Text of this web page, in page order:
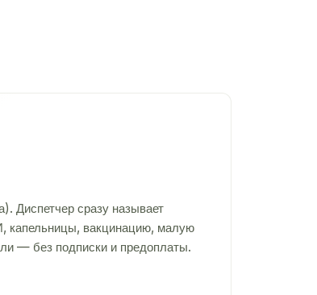
Диспетчер сразу называет
капельницы, вакцинацию, малую
— без подписки и предоплаты.